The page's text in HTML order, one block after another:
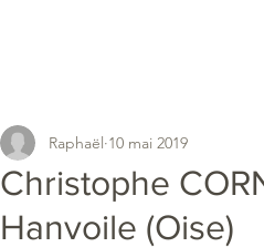
Christophe
Hanvoile (Oise)
Raphaël 10 mai 2019